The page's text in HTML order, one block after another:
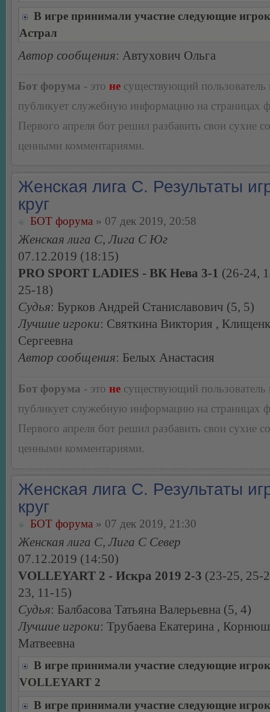
В игре принимали участие следующие
Астрал
Автор сообщения: Автухович Ольга
Бот форума - это не существующий пользователь
публикует служебную информацию на страницах
Первого апреля бот решил разбавить свои сухие
ценными комментариями.
Женская лига С. Результаты
круг
БОТ форума » 07 дек 2019, 20:58
Женская лига С, Лига С Юг
07.12.2019 (18:15)
PRO SPORT LADIES - ВК Нева 3-1 (26-24,
25-18)
Судья: Бурков Андрей Станиславович (5, 5)
Лучшие игроки: Святкина Виктория ,
Сергеевна
Автор сообщения: Белых Анастасия
Бот форума - это не существующий пользователь
публикует служебную информацию на страницах
Первого апреля бот решил разбавить свои сухие
ценными комментариями.
Женская лига С. Результаты
круг
БОТ форума » 07 дек 2019, 21:30
Женская лига С, Лига С Север
07.12.2019 (14:50)
VOLLEYART 2 - Искра 2019 2-3 (23-25, 25-
23, 11-15)
Судья: Балбасова Татьяна Валерьевна (5, 4)
Лучшие игроки: Трубаева Екатерина ,
Матвеевна
В игре принимали участие следующие
VOLLEYART 2
В игре принимали участие следующие